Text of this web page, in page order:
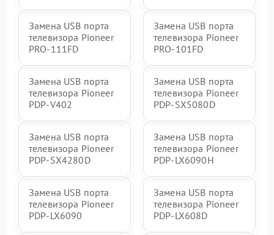
Замена USB порта
телевизора Pioneer
PRO-111FD
Замена USB порта
телевизора Pioneer
PRO-101FD
Замена USB порта
телевизора Pioneer
PDP-V402
Замена USB порта
телевизора Pioneer
PDP-SX5080D
Замена USB порта
телевизора Pioneer
PDP-SX4280D
Замена USB порта
телевизора Pioneer
PDP-LX6090H
Замена USB порта
телевизора Pioneer
PDP-LX6090
Замена USB порта
телевизора Pioneer
PDP-LX608D